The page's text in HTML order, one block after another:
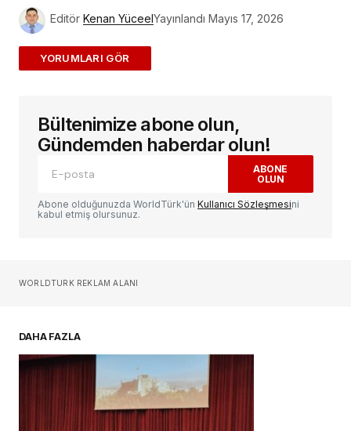
Editör Kenan YüceelYayınlandı Mayıs 17, 2026
ADD A COMMENT
E-posta adresiniz yayınlanmayacak.
alanlar*ile işaretlenmişlerdir
Yorum
Sizin adınız*
Daha sonraki yorumlarımda kullanılması için
adım, e-posta adresim ve site adresim bu
tarayıcıya kaydedilsin.
Bültenimize abone olun,
Gündemden haberdar olun!
ABONE
OLUN
Abone olduğunuzda WorldTürk'ün Kullanıcı Sözleşmesini
kabul etmiş olursunuz.
WORLDTURK REKLAM ALANI
DAHA FAZLA